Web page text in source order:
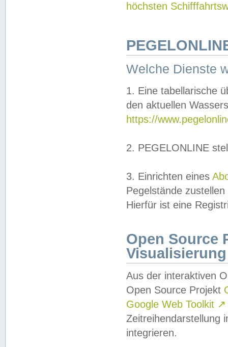
höchsten
Welche Dienste
1. Eine tabellarische
den aktuellen
https://
2. PEGELONLINE
3. Einrichten eines
Pegelstände
Hierfür ist eine
Open Source
Visualisierung
Aus der interaktiven
Open Source Projekt
Google Web Toolkit ↗
Zeitreihendarstellung
integrieren.